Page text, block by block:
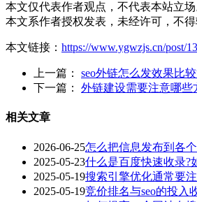
本文仅代表作者观点，不代表本站立场
本文系作者授权发表，未经许可，不得
本文链接： https://www.ygwzjs.cn/post/
上一篇： seo外链怎么发效果比
下一篇： 外链建设需要注意哪些
相关文章
2026-06-25怎么把信息发布到各
2025-05-23什么是百度快速收录?
2025-05-19搜索引擎优化通常要
2025-05-19竞价排名与seo的投入